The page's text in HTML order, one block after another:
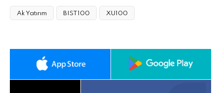
Ak Yatırım BIST100 XU100